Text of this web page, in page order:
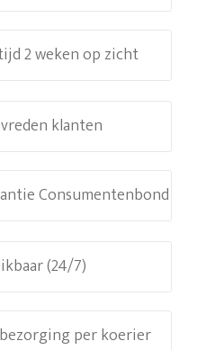
2 weken op zicht
klanten
Consumentenbond
(24/7)
per koerier